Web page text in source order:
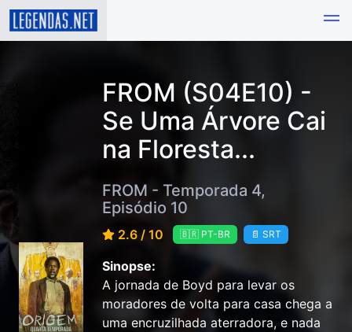
FROM (S04E10) -
Se Uma Árvore Cai
na Floresta...
FROM - Temporada 4,
Episódio 10
2.6 / 10 🇧🇷 PT-BR 📄 SRT
Sinopse:
A jornada de Boyd para levar os
moradores de volta para casa chega a
uma encruzilhada aterradora, e nada